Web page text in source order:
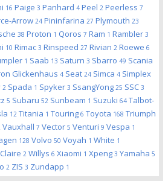
16 Paige 3 Panhard 4 Peel 2 Peerless 7
Arrow 24 Pininfarina 27 Plymouth 23
38 Proton 1 Qoros 7 Ram 1 Rambler 3
10 Rimac 3 Rinspeed 27 Rivian 2 Roewe 6
1 Saab 13 Saturn 3 Sbarro 49 Scania
Glickenhaus 4 Seat 24 Simca 4 Simplex
2 Spada 1 Spyker 3 SsangYong 25 SSC 3
5 Subaru 52 Sunbeam 1 Suzuki 64 Talbot-
12 Titania 1 Touring 6 Toyota 168 Triumph
Vauxhall 7 Vector 5 Venturi 9 Vespa 1
128 Volvo 50 Voyah 1 White 1
2 Willys 6 Xiaomi 1 Xpeng 3 Yamaha 5
2 ZIS 3 Zundapp 1